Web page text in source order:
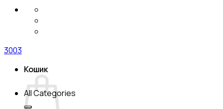
3003
Кошик
All Categories